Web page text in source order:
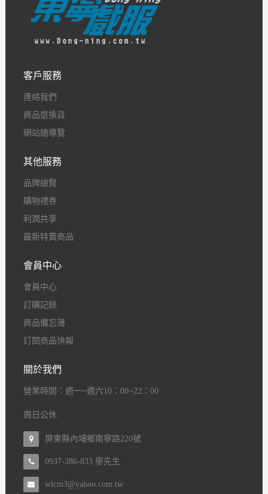
客戶服務
連絡我們
商品退換貨
網站總導覽
其他服務
品牌總覽
購物禮券
利潤共享
最新特賣商品
會員中心
會員中心
訂購記錄
商品備忘簿
訂閱商品快報
關於我們
營業時間 ： 週一~週六10：00~22：00
周日公休
屏東縣內埔鄉南寧路220號
0937-386-833 廖先生
wlcm3@yahoo.com.tw